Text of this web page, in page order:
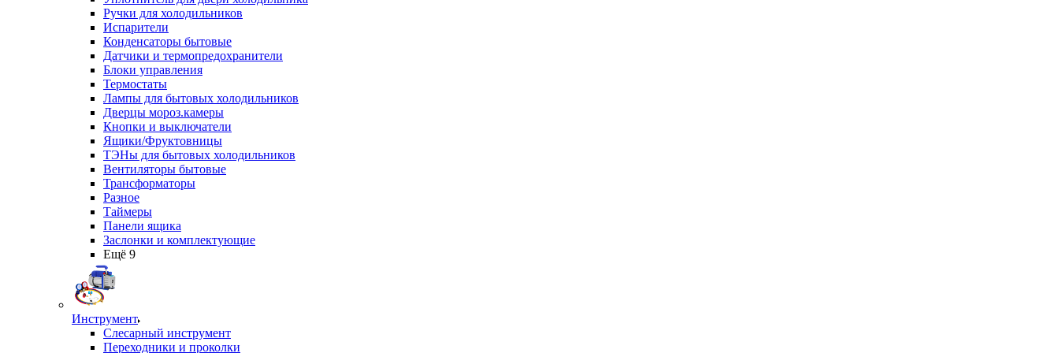
Ручки для холодильников
Испарители
Конденсаторы бытовые
Датчики и термопредохранители
Блоки управления
Термостаты
Лампы для бытовых холодильников
Дверцы мороз.камеры
Кнопки и выключатели
Ящики/Фруктовницы
ТЭНы для бытовых холодильников
Вентиляторы бытовые
Трансформаторы
Разное
Таймеры
Панели ящика
Заслонки и комплектующие
Ещё 9
Инструмент
Слесарный инструмент
Переходники и проколки